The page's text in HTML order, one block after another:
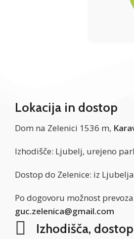
Lokacija in dostop
Dom na Zelenici 1536 m,
Izhodišče: Ljubelj, urejeno
Dostop do Zelenice: iz
Po dogovoru možnost
guc.zelenica@gmail.com
Izhodišča,